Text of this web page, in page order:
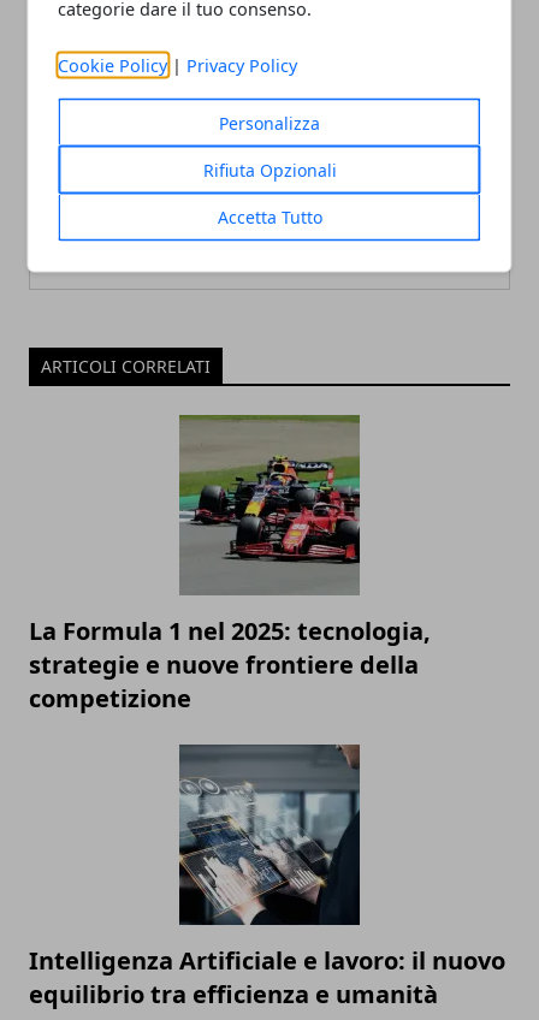
categorie dare il tuo consenso.
Cookie Policy | Privacy Policy
Personalizza
Rifiuta Opzionali
Accetta Tutto
ARTICOLI CORRELATI
La Formula 1 nel 2025: tecnologia,
strategie e nuove frontiere della
competizione
Intelligenza Artificiale e lavoro: il nuovo
equilibrio tra efficienza e umanità